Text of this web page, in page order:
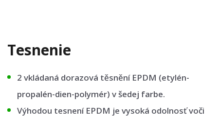
Tesnenie
2 vkládaná dorazová těsnění EPDM (etylén-
propalén-dien-polymér) v šedej farbe.
Výhodou tesnení EPDM je vysoká odolnosť voči